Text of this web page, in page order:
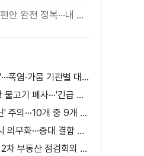
부동산 세제개편안 완전 정복···내 세금 어떻게 달라지나? [K-정책 사용법]
"비상한 각오로"···폭염·가뭄 기관별 대책은?
고수온에 양식장 물고기 폐사···'긴급 방류' 지원
'식물성 멜라토닌' 주의···10개 중 9개 처방 용량 초과
중고차 총액 표시 의무화···중대 결함 시 '계약 해제'
이 대통령, 오늘 2차 부동산 점검회의 주재